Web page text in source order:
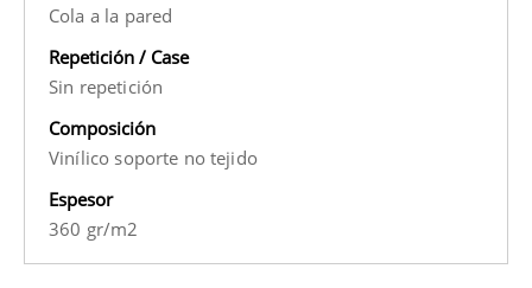
Cola a la pared
Repetición / Case
Sin repetición
Composición
Vinílico soporte no tejido
Espesor
360 gr/m2